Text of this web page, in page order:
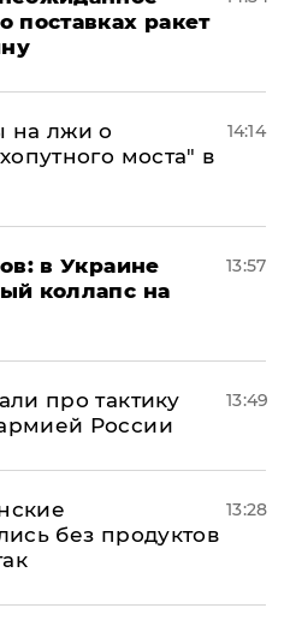
поставках ракет
на лжи о
моста" в
14:14
в Украине
коллапс на
13:57
про тактику
России
13:49
без продуктов
13:28